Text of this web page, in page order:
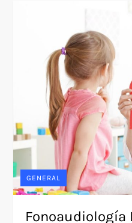
GENERAL
Fonoaudiología